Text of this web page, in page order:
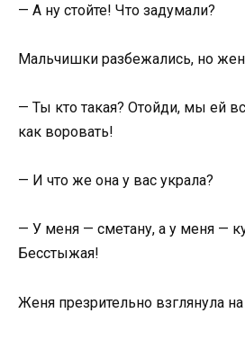
— А ну стойте! Что задумали?
Мальчишки разбежались, но
— Ты кто такая? Отойди, мы ей
как воровать!
— И что же она у вас украла?
— У меня — сметану, а у меня —
Бесстыжая!
Женя презрительно взглянула на